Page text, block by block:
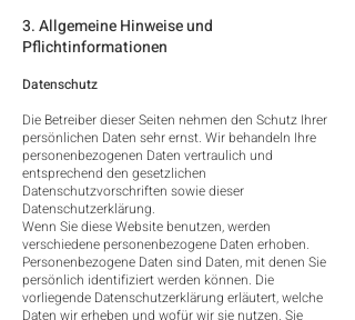
3. Allgemeine Hinweise und
Pflichtinformationen
Datenschutz
Die Betreiber dieser Seiten nehmen den Schutz Ihrer
persönlichen Daten sehr ernst. Wir behandeln Ihre
personenbezogenen Daten vertraulich und
entsprechend den gesetzlichen
Datenschutzvorschriften sowie dieser
Datenschutzerklärung.
Wenn Sie diese Website benutzen, werden
verschiedene personenbezogene Daten erhoben.
Personenbezogene Daten sind Daten, mit denen Sie
persönlich identifiziert werden können. Die
vorliegende Datenschutzerklärung erläutert, welche
Daten wir erheben und wofür wir sie nutzen. Sie